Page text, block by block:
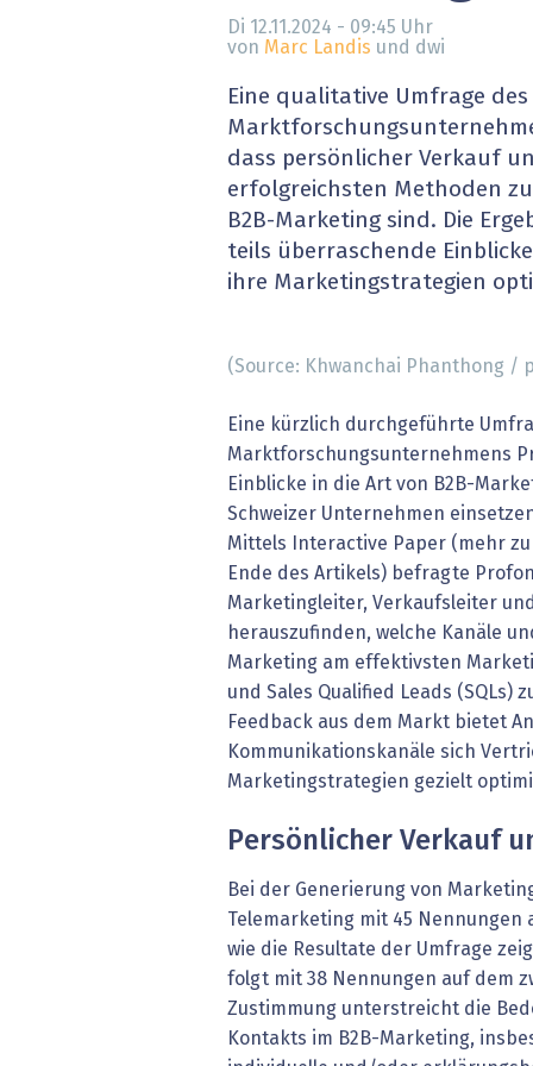
» alle News
EU-
XaaS,
Di 12.11.2024 - 09:45 Uhr
von Marc Landis und dwi
Eine qualitative Umfrage des
dass persönlicher Verkauf
erfolgreichsten Methoden
B2B-Marketing sind. Die
teils überraschende
ihre Marketingstrategien
(Source: Khwanchai Phanthong /
Eine kürzlich durchgeführte
Marktforschungsunternehmens
Einblicke in die Art von B2B-
Schweizer Unternehmen
Mittels Interactive Paper (mehr
Ende des Artikels) befragte
Marketingleiter, Verkaufsleiter
herauszufinden, welche Kanäle
Marketing am effektivsten
und Sales Qualified Leads (SQLs)
Feedback aus dem Markt bietet
Kommunikationskanäle sich
Marketingstrategien gezielt
Persönlicher Verkauf
Bei der Generierung von
Telemarketing mit 45 Nennungen
wie die Resultate der Umfrage
folgt mit 38 Nennungen auf dem
Zustimmung unterstreicht die
Kontakts im B2B-Marketing,